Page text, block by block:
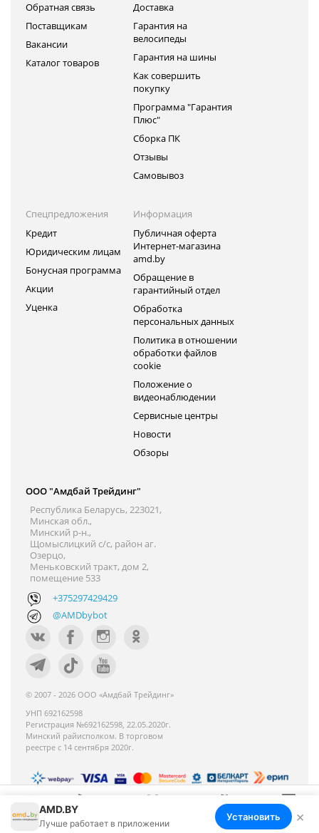
Меню Корзина Избранное Сравнение Войти
Обратная связь
Поставщикам
Вакансии
Каталог товаров
Доставка
Гарантия на
велосипеды
Гарантия на шины
Как совершить
покупку
Программа "Гарантия
Плюс"
Сборка ПК
Отзывы
Самовывоз
Спецпредложения
Кредит
Юридическим лицам
Бонусная программа
Акции
Уценка
Информация
Публичная оферта
Интернет-магазина
amd.by
Обращение в
гарантийный отдел
Обработка
персональных данных
Политика в отношении
обработки файлов
cookie
Положение о
видеонаблюдении
Сервисные центры
Новости
Обзоры
ООО "Амдбай Трейдинг"
Республика Беларусь, 223021,
Минская обл.,
Минский р-н.,
Щомыслицкий с/с, район аг.
Озерцо,
Меньковский тракт, дом 2,
помещение 533
+375297429429
@AMDbybot
© 2007 - 2026 ООО «Амдбай Трейдинг»
УНП 692162598
Регистрация №692162598, 22.05.2020г.
Минский райисполком. В торговом
реестре с 14 сентября 2020г.
Номер телефона работников местных
исполнительных и распорядительных органов по
AMD.BY
Лучше работает в приложении
Установить ×